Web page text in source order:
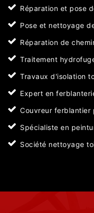
Réparation et pose
Pose et nettoyage
Réparation de
Traitement
Travaux d'isolation
Expert en
Couvreur ferblantier
Spécialiste en
Société nettoyage